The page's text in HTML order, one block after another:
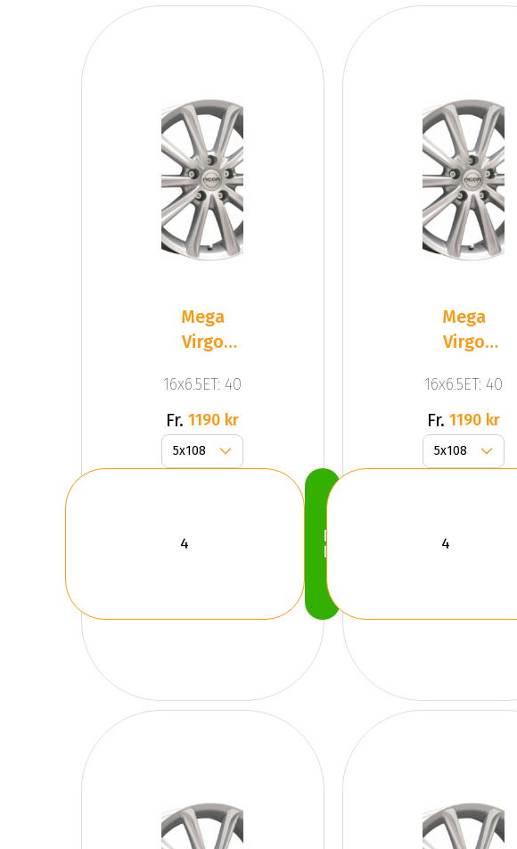
Mega
Virgo
16x6.5ET: 40
Fr. 1190 kr
Köp
Nu
Mega
Virgo
16x6.5ET: 40
Fr. 1190 kr